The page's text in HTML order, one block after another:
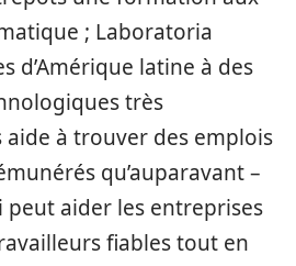
; Laboratoria
d’Amérique latine à des
très
aide à trouver des emplois
qu’auparavant –
aider les entreprises
fiables tout en